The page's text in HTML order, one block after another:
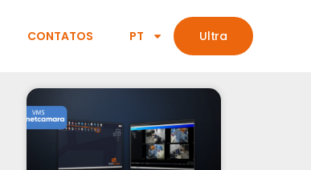
CONTATOS PT Ultra